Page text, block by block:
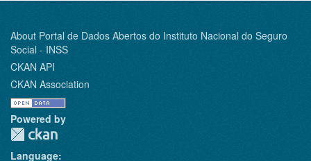
About Portal de Dados Abertos do Instituto Nacional do Seguro
Social - INSS
CKAN API
CKAN Association
Powered by
Language